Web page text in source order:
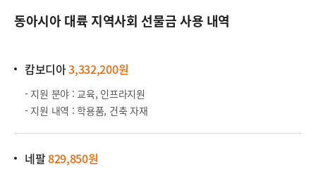
동아시아 대륙 지역사회 선물금 사용 내역
캄보디아3,332,200원
- 지원 분야 : 교육, 인프라지원
- 지원 내역 : 학용품, 건축 자재
네팔829,850원